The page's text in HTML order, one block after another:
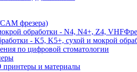
фрезера)
обработки - N4, N4+, Z4, VHF
- K5, K5+, сухой и мокрой
по цифровой стоматологии
принтеры и материалы